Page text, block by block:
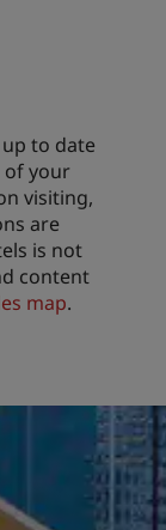
to date
of your
visiting,
are
is not
content
map.